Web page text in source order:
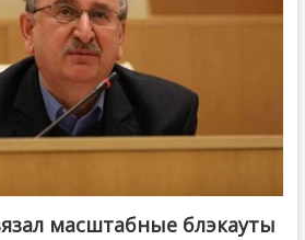
масштабные блэкауты